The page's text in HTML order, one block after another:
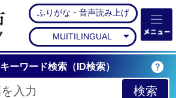
石岡市公式ホームペー
ふりがな・音声読み上げ
MUITILINGUAL
キーワード検索（ID検索）